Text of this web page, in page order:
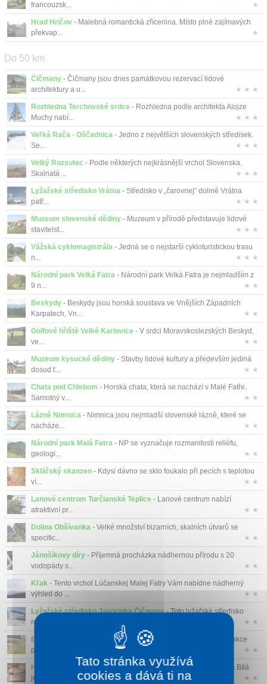
francouzsk...
★
Hrad Hričov - Malebná romantická zřícenina. Místo plné zajímavých
překvap...
★
Do 50 km
Čičmany - Čičmany jsou dnes památkovou rezervací lidové
architektury a u...
★ ★ ★
Rozhledna Terchovské srdce - Rozhledna podle architekta Alojze
Muchy nabí...
★ ★ ★
Veľká Rača - Oščadnica - Jedno z největších slovenských středisek.
Se...
★ ★ ★
Velký Rozsutec - Podle některých nejkrásnější vrchol Slovenska.
Skalnatá ...
★ ★ ★
Lyžařské středisko Vrátna - Středisko v „čarovnej” dolině Vrátna
patř...
★ ★ ★
Muzeum slovenské dědiny - Muzeum v přírodě představuje lidové
stavitelst...
★ ★ ★
Vážská cyklomagistrála - Jedná se o nejstarší cykloturistickou trasu
n...
★ ★ ★
Národní park Velká Fatra - Národní park Velká Fatra je nejmladším z
9 n...
★ ★
Beskydy - Beskydy jsou horská soustava ve Vnějších Západních
Karpatech, Vn...
★ ★
Golfové hřiště Velké Karlovice - V srdci Moravskoslezských Beskyd,
ve...
★ ★
Muzeum kysucké dědiny - Stavby lidové kultury a především jediná
dosud f...
★ ★
Chata pod Chlebom - Horská chata, která se nachází v Malé Fatře.
Samotný v...
★ ★
Lázně Nimnica - Nimnica jsou nejmladší slovenské lázně, které se
nacháze...
★ ★
Národní park Malá Fatra - NP se vyznačuje rozmanitostí reliéfu,
geologi...
★ ★
Sklářský skanzen - Kdysi dávno se sklo foukalo při pecích s teplotou
ví...
★ ★
Lanové centrum Turčianské Teplice - Lanové centrum nabízí
atraktivní pr...
★ ★
Dolina Obšívanka - Velké množství bizarních, skalních útvarů se
specific...
★ ★
Jánošíkovy díry - Příjemná procházka nádhernou přírodu s 20
vodopády s...
★ ★
Kľak - Tento vrchol Lúčanskej Malej Fatry Vám nabídne nádherný
výhled do ...
★ ★
Lyžařské středisko Javorinka Čičmany- Toto lyžařské středisko
nabíz...
★ ★
Bobová dráha Veľká Rača - Oščadnica
- Bobová dráha je atrakce
pro m...
★ ★
Harmanecká jeskyně - Harmanecká jeskyně je také nazývána Bílá
jeskyně a ...
★ ★
Tato stránka využívá
cookies a dává ti na